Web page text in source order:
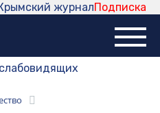
Подписка
журнал